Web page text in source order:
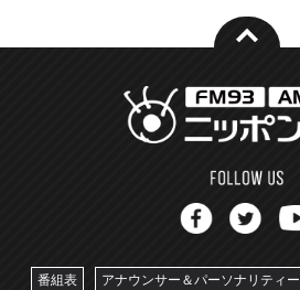
番組表 アナウンサー＆パーソナリティー